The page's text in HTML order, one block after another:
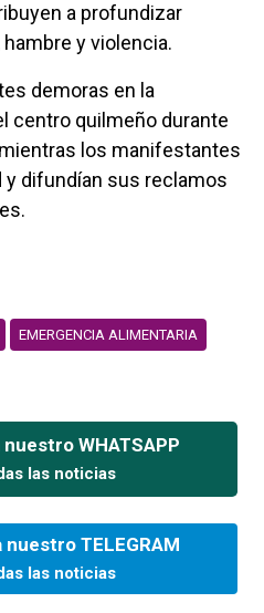
a profundizar
y violencia.
demoras en la
centro quilmeño durante
los manifestantes
y difundían sus reclamos
EMERGENCIA ALIMENTARIA
nuestro WHATSAPP
las noticias
nuestro TELEGRAM
las noticias